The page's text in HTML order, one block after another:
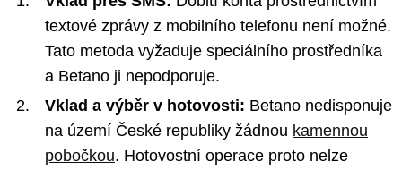
textové zprávy z mobilního telefonu není možné.
Tato metoda vyžaduje speciálního prostředníka
a Betano ji nepodporuje.
Vklad a výběr v hotovosti: Betano nedisponuje
na území České republiky žádnou kamennou
pobočkou. Hotovostní operace proto nelze